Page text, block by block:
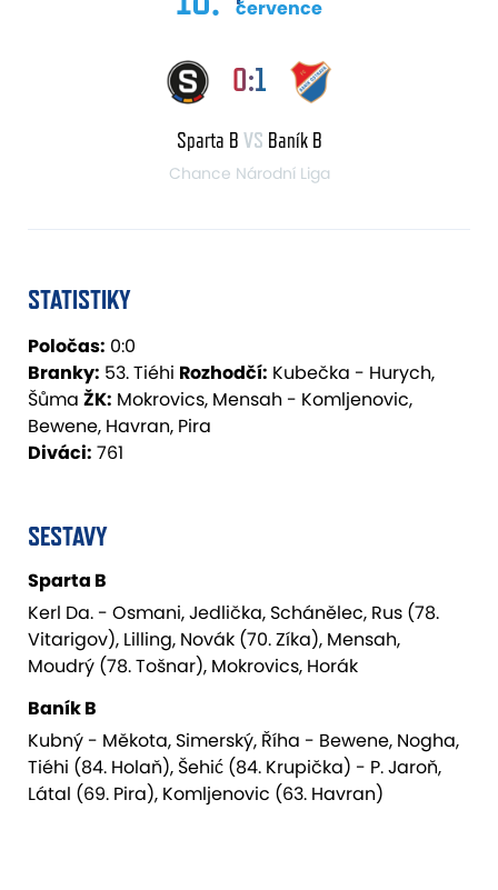
července
0:1
Sparta B VS Baník B
Chance Národní Liga
STATISTIKY
Poločas: 0:0
Branky: 53. Tiéhi Rozhodčí: Kubečka - Hurych,
Šůma ŽK: Mokrovics, Mensah - Komljenovic,
Bewene, Havran, Pira
Diváci: 761
SESTAVY
Sparta B
Kerl Da. - Osmani, Jedlička, Schánělec, Rus (78.
Vitarigov), Lilling, Novák (70. Zíka), Mensah,
Moudrý (78. Tošnar), Mokrovics, Horák
Baník B
Kubný - Měkota, Simerský, Říha - Bewene, Nogha,
Tiéhi (84. Holaň), Šehić (84. Krupička) - P. Jaroň,
Látal (69. Pira), Komljenovic (63. Havran)